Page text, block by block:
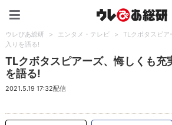
ウレぴあ総研 > エンタメ・テレビ >
TLクボタスピア
入りを語る!
TLクボタスピアーズ、悔しくも充
を語る!
2021.5.19 17:32配信